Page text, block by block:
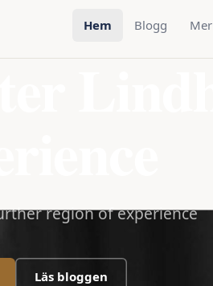
Hem Blogg Mer
region of experience
Läs bloggen